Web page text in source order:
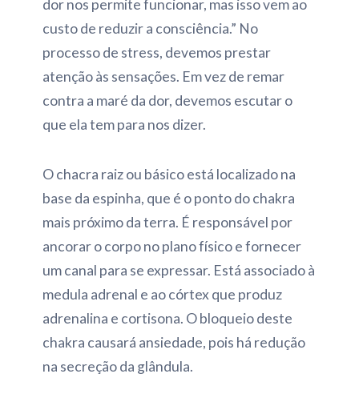
dor nos permite funcionar, mas isso vem ao
custo de reduzir a consciência.” No
processo de stress, devemos prestar
atenção às sensações. Em vez de remar
contra a maré da dor, devemos escutar o
que ela tem para nos dizer.
O chacra raiz ou básico está localizado na
base da espinha, que é o ponto do chakra
mais próximo da terra. É responsável por
ancorar o corpo no plano físico e fornecer
um canal para se expressar. Está associado à
medula adrenal e ao córtex que produz
adrenalina e cortisona. O bloqueio deste
chakra causará ansiedade, pois há redução
na secreção da glândula.